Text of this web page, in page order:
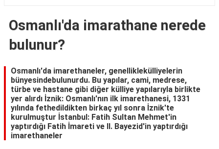
Oyun
Yaşam
Hukuk
Blog
Osmanlı'da imarathane nerede
bulunur?
Osmanlı'da imarethaneler, genelliklekülliyelerin
bünyesindebulunurdu. Bu yapılar, cami, medrese,
türbe ve hastane gibi diğer külliye yapılarıyla birlikte
yer alırdı İznik: Osmanlı'nın ilk imarethanesi, 1331
yılında fethedildikten birkaç yıl sonra İznik'te
kurulmuştur İstanbul: Fatih Sultan Mehmet'in
yaptırdığı Fatih İmareti ve II. Bayezid'in yaptırdığı
imarethaneler